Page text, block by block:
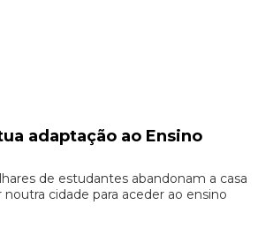
adaptação ao Ensino
de estudantes abandonam a casa
noutra cidade para aceder ao ensino